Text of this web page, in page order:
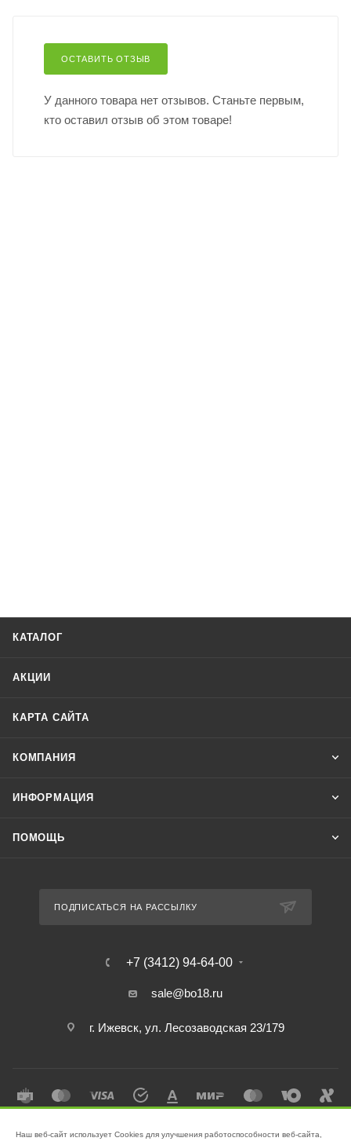
ОСТАВИТЬ ОТЗЫВ
У данного товара нет отзывов. Станьте первым,
кто оставил отзыв об этом товаре!
КАТАЛОГ
АКЦИИ
КАРТА САЙТА
КОМПАНИЯ
ИНФОРМАЦИЯ
ПОМОЩЬ
ПОДПИСАТЬСЯ НА РАССЫЛКУ
+7 (3412) 94-64-00
sale@bo18.ru
г. Ижевск, ул. Лесозаводская 23/179
Наш веб-сайт использует Cookies для улучшения работоспособности веб-сайта,